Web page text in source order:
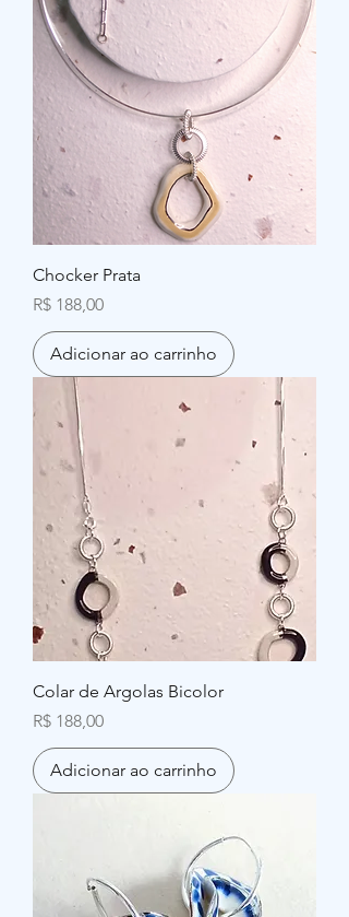
Chocker Prata
Preço
R$ 188,00
Adicionar ao carrinho
Colar de Argolas Bicolor
Preço
R$ 188,00
Adicionar ao carrinho